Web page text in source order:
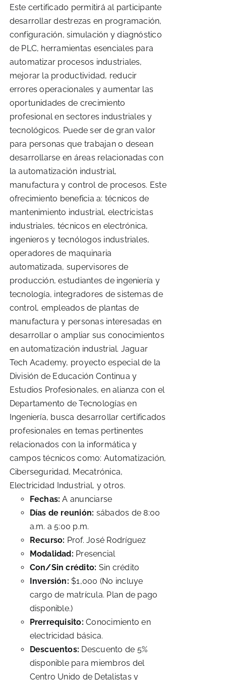
Este certificado permitirá al participante
desarrollar destrezas en programación,
configuración, simulación y diagnóstico
de PLC, herramientas esenciales para
automatizar procesos industriales,
mejorar la productividad, reducir
errores operacionales y aumentar las
oportunidades de crecimiento
profesional en sectores industriales y
tecnológicos. Puede ser de gran valor
para personas que trabajan o desean
desarrollarse en áreas relacionadas con
la automatización industrial,
manufactura y control de procesos. Este
ofrecimiento beneficia a: técnicos de
mantenimiento industrial, electricistas
industriales, técnicos en electrónica,
ingenieros y tecnólogos industriales,
operadores de maquinaria
automatizada, supervisores de
producción, estudiantes de ingeniería y
tecnología, integradores de sistemas de
control, empleados de plantas de
manufactura y personas interesadas en
desarrollar o ampliar sus conocimientos
en automatización industrial. Jaguar
Tech Academy, proyecto especial de la
División de Educación Continua y
Estudios Profesionales, en alianza con el
Departamento de Tecnologías en
Ingeniería, busca desarrollar certificados
profesionales en temas pertinentes
relacionados con la informática y
campos técnicos como: Automatización,
Ciberseguridad, Mecatrónica,
Electricidad Industrial, y otros.
Fechas: A anunciarse
Días de reunión: sábados de 8:00
a.m. a 5:00 p.m.
Recurso: Prof. José Rodríguez
Modalidad: Presencial
Con/Sin crédito: Sin crédito
Inversión: $1,000 (No incluye
cargo de matrícula. Plan de pago
disponible.)
Prerrequisito:Conocimiento en
electricidad básica.
Descuentos: Descuento de 5%
disponible para miembros del
Centro Unido de Detalistas y